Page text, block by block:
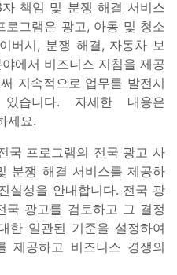
책임 및 분쟁 해결 서비스
로그램은 광고, 아동 및 청소
버시, 분쟁 해결, 자동차 보
에서 비즈니스 지침을 제공
지속적으로 업무를 발전시
습니다. 자세한 내용은
세요.
국 프로그램의 전국 광고 사
분쟁 해결 서비스를 제공하
실성을 안내합니다. 전국 광
국 광고를 검토하고 그 결정
한 일관된 기준을 설정하여
제공하고 비즈니스 경쟁의